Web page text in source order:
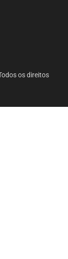
os direitos